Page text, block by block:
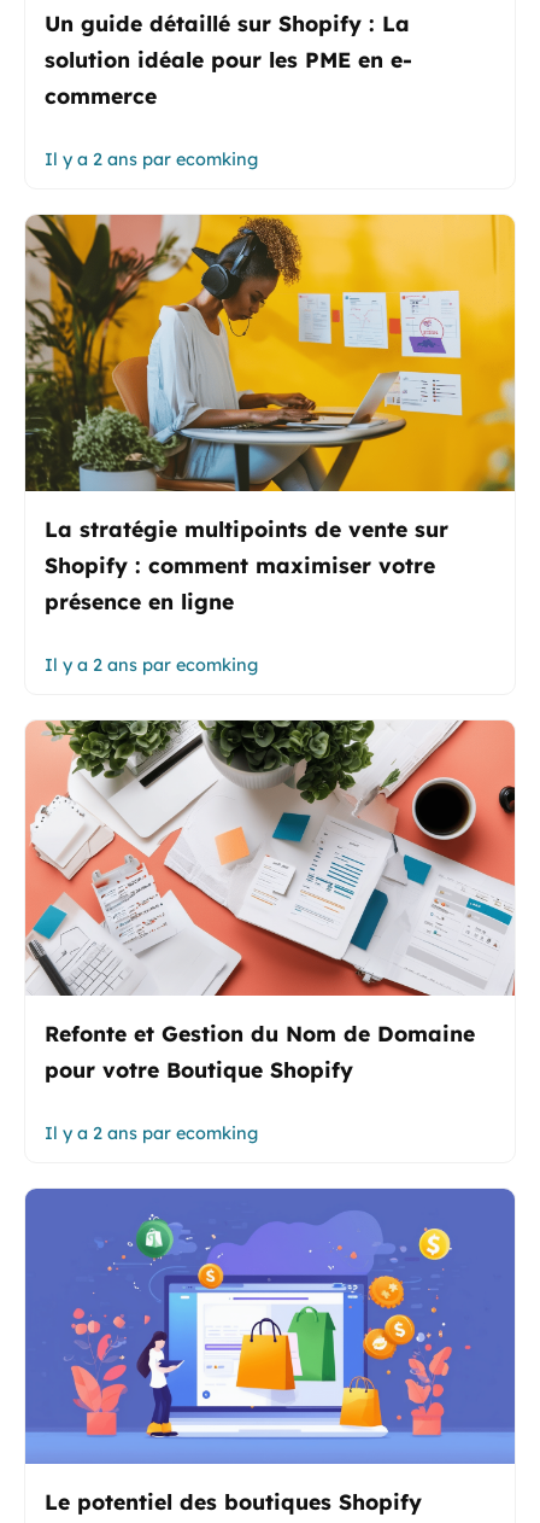
Un guide détaillé sur Shopify : La
solution idéale pour les PME en e-
commerce
Il y a 2 ans par ecomking
La stratégie multipoints de vente sur
Shopify : comment maximiser votre
présence en ligne
Il y a 2 ans par ecomking
Refonte et Gestion du Nom de Domaine
pour votre Boutique Shopify
Il y a 2 ans par ecomking
Le potentiel des boutiques Shopify